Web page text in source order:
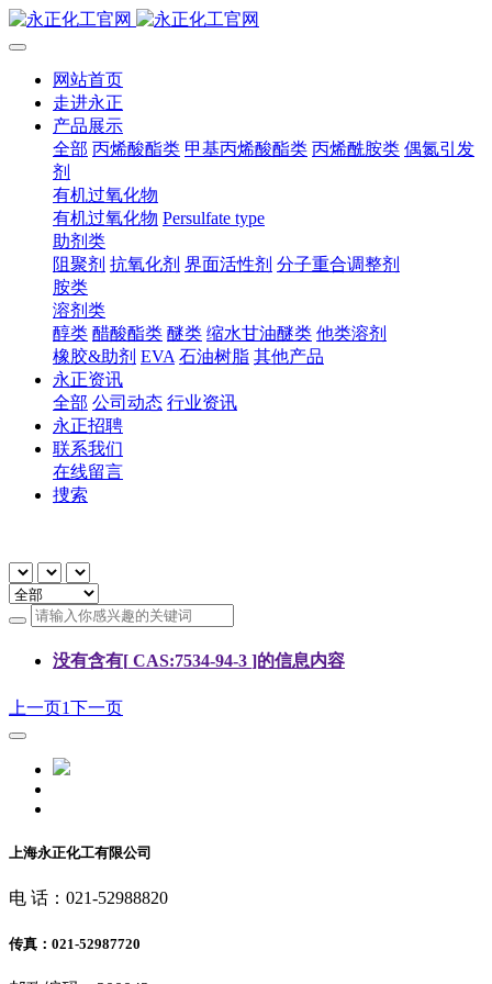
网站首页
走进永正
产品展示
全部 丙烯酸酯类 甲基丙烯酸酯类 丙烯酰胺类 偶氮引发
剂
有机过氧化物
有机过氧化物 Persulfate type
助剂类
阻聚剂 抗氧化剂 界面活性剂 分子重合调整剂
胺类
溶剂类
醇类 醋酸酯类 醚类 缩水甘油醚类 他类溶剂
橡胶&助剂 EVA 石油树脂 其他产品
永正资讯
全部 公司动态 行业资讯
永正招聘
联系我们
在线留言
捜索
没有含有[ CAS:7534-94-3 ]的信息内容
上一页1下一页
上海永正化工有限公司
电 话：021-52988820
传真：021-52987720